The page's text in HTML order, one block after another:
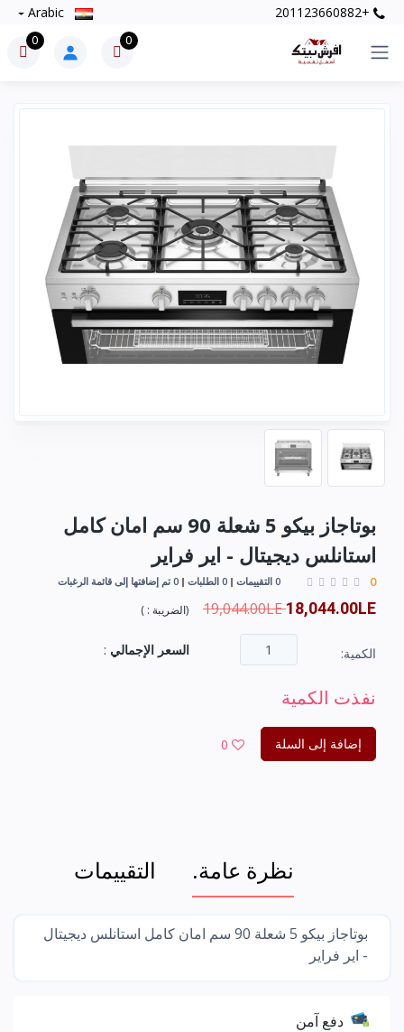
+201123660882
0
0
بوتاجاز بيكو 5 شعلة 90 سم امان كامل
استانلس ديجيتال - اير فراير
0 0 التقييمات 0 الطلبات 0 تم إضافتها إلى قائمة الرغبات
19,044.00LE18,044.00LE
(الضريبة : )
الكمية: السعر الإجمالي :
نفذت الكمية
إضافة إلى السلة 0
نظرة عامة. التقييمات
بوتاجاز بيكو 5 شعلة 90 سم امان كامل استانلس ديجيتال
- اير فراير
دفع آمن